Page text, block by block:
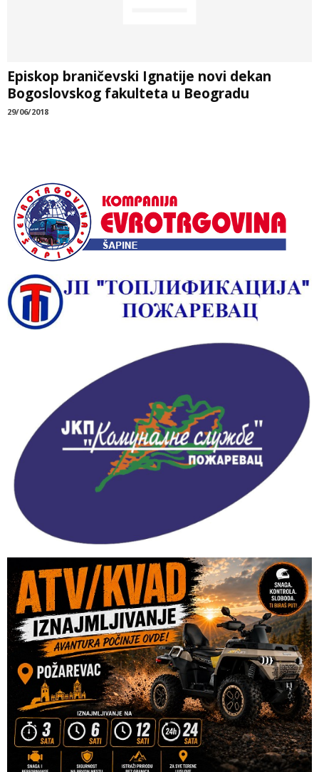
Episkop braničevski Ignatije novi dekan
Bogoslovskog fakulteta u Beogradu
29/06/2018